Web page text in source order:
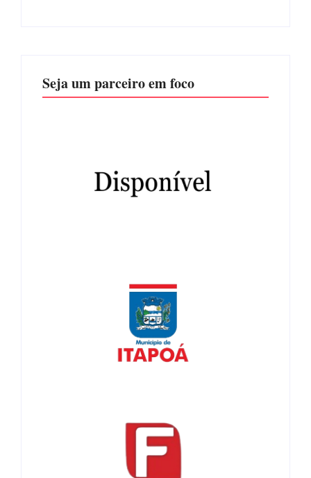
Seja um parceiro em foco